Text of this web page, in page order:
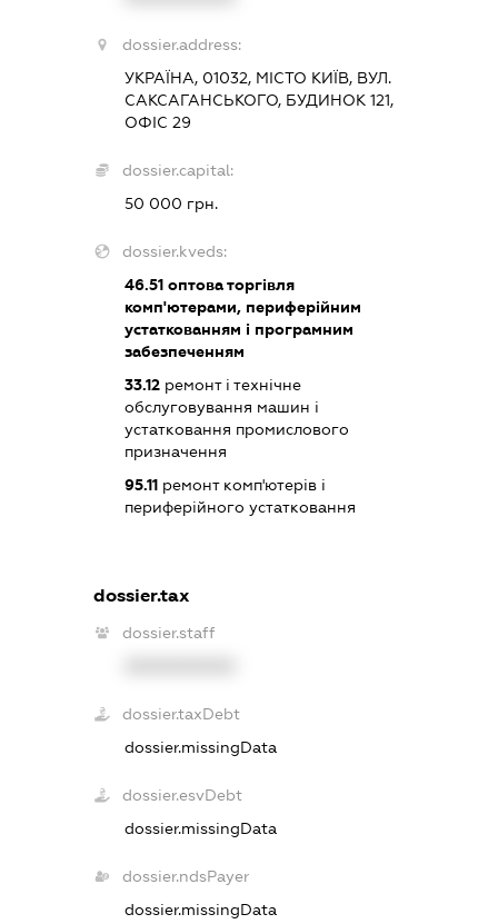
dossier.address:
УКРАЇНА, 01032, МІСТО КИЇВ, ВУЛ.
САКСАГАНСЬКОГО, БУДИНОК 121,
ОФІС 29
dossier.capital:
50 000 грн.
dossier.kveds:
46.51оптова торгівля
комп'ютерами, периферійним
устаткованням і програмним
забезпеченням
33.12ремонт і технічне
обслуговування машин і
устатковання промислового
призначення
95.11ремонт комп'ютерів і
периферійного устатковання
dossier.tax
dossier.staff
dossier.taxDebt
dossier.missingData
dossier.esvDebt
dossier.missingData
dossier.ndsPayer
dossier.missingData